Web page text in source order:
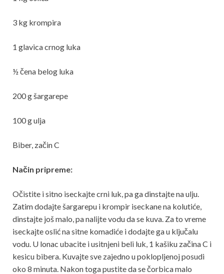
3 kg krompira
1 glavica crnog luka
½ čena belog luka
200 g šargarepe
100 g ulja
Biber, začin C
Način pripreme:
Očistite i sitno iseckajte crni luk, pa ga dinstajte na ulju.
Zatim dodajte šargarepu i krompir iseckane na kolutiće,
dinstajte još malo, pa nalijte vodu da se kuva. Za to vreme
iseckajte oslić na sitne komadiće i dodajte ga u ključalu
vodu. U lonac ubacite i usitnjeni beli luk, 1 kašiku začina C i
kesicu bibera. Kuvajte sve zajedno u poklopljenoj posudi
oko 8 minuta. Nakon toga pustite da se čorbica malo